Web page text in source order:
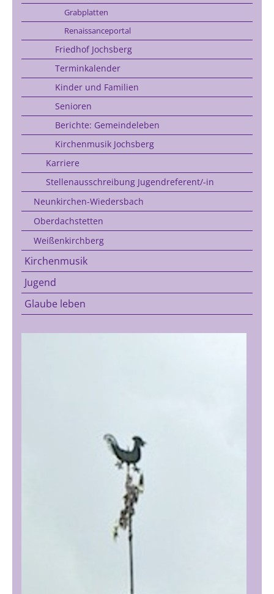
Grabplatten
Renaissanceportal
Friedhof Jochsberg
Terminkalender
Kinder und Familien
Senioren
Berichte: Gemeindeleben
Kirchenmusik Jochsberg
Karriere
Stellenausschreibung Jugendreferent/-in
Neunkirchen-Wiedersbach
Oberdachstetten
Weißenkirchberg
Kirchenmusik
Jugend
Glaube leben